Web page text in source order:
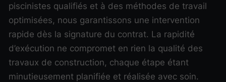
piscinistes qualifiés et à des méthodes de travail
optimisées, nous garantissons une intervention
rapide dès la signature du contrat. La rapidité
d’exécution ne compromet en rien la qualité des
travaux de construction, chaque étape étant
minutieusement planifiée et réalisée avec soin.